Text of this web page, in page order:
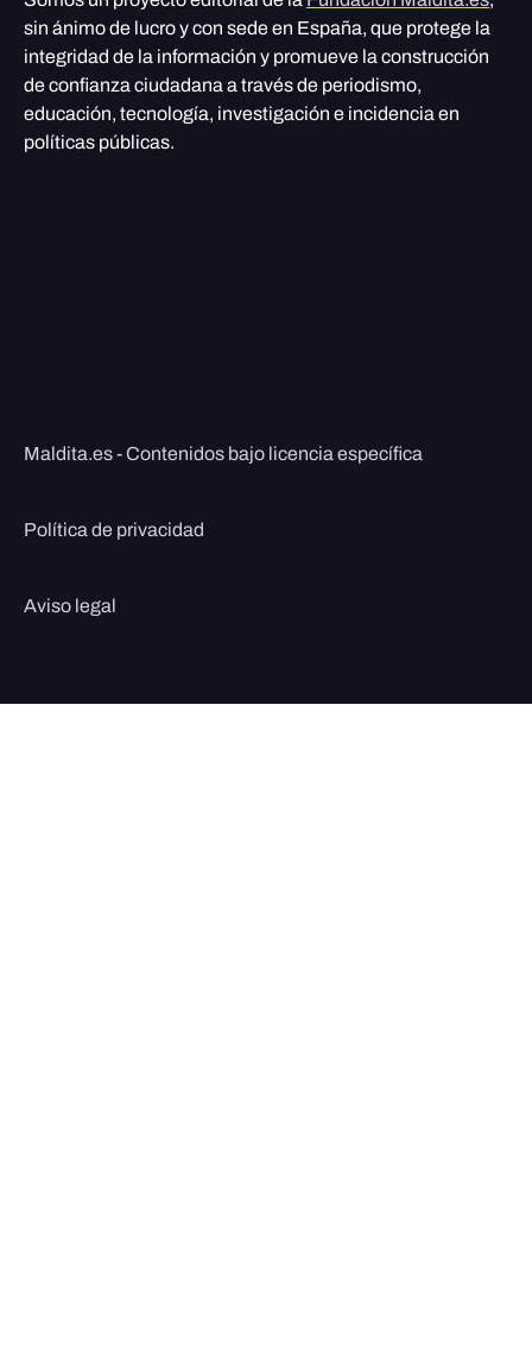
sin ánimo de lucro y con sede en España, que protege la
integridad de la información y promueve la construcción
de confianza ciudadana a través de periodismo,
educación, tecnología, investigación e incidencia en
políticas públicas.
Maldita.es - Contenidos bajo licencia específica
Política de privacidad
Aviso legal